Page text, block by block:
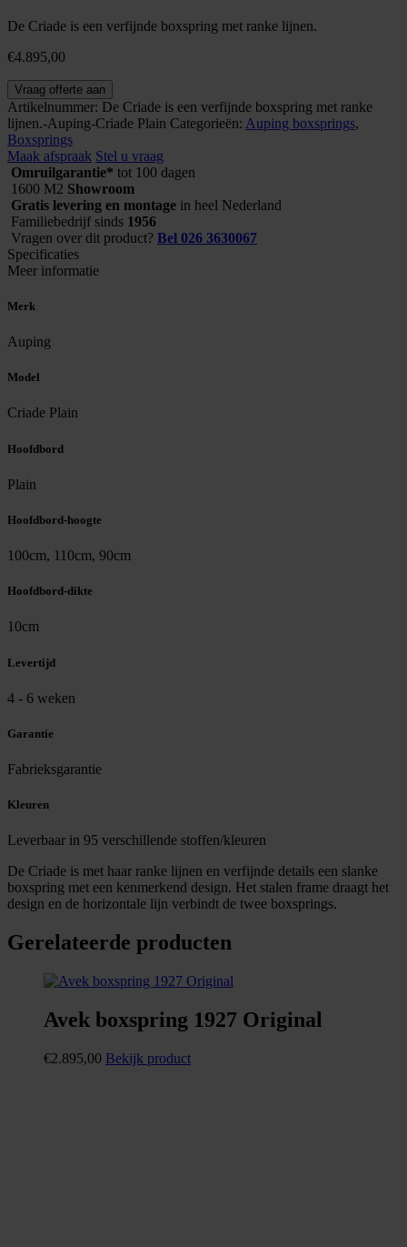
De Criade is een verfijnde boxspring met ranke lijnen.
€4.895,00
Auping
boxspring
Criade
Plain
aantal
Vraag offerte aan
Artikelnummer: De Criade is een verfijnde boxspring met ranke
lijnen.-Auping-Criade Plain Categorieën: Auping boxsprings,
Boxsprings
Maak afspraak Stel u vraag
Omruilgarantie* tot 100 dagen
1600 M2 Showroom
Gratis levering en montage in heel Nederland
Familiebedrijf sinds 1956
Vragen over dit product? Bel 026 3630067
Specificaties
Meer informatie
Merk
Auping
Model
Criade Plain
Hoofdbord
Plain
Hoofdbord-hoogte
100cm, 110cm, 90cm
Hoofdbord-dikte
10cm
Levertijd
4 - 6 weken
Garantie
Fabrieksgarantie
Kleuren
Leverbaar in 95 verschillende stoffen/kleuren
De Criade is met haar ranke lijnen en verfijnde details een slanke
boxspring met een kenmerkend design. Het stalen frame draagt het
design en de horizontale lijn verbindt de twee boxsprings.
Gerelateerde producten
Avek boxspring 1927 Original
€2.895,00 Bekijk product